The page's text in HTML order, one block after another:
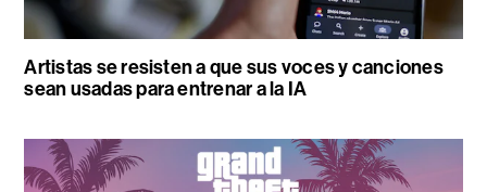
Artistas se resisten a que sus voces y canciones
sean usadas para entrenar a la IA